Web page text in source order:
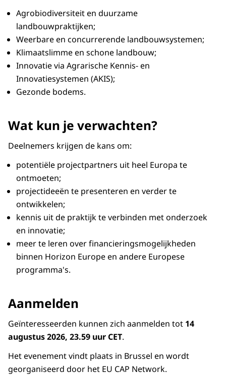
Agrobiodiversiteit en duurzame
landbouwpraktijken;
Weerbare en concurrerende landbouwsystemen;
Klimaatslimme en schone landbouw;
Innovatie via Agrarische Kennis- en
Innovatiesystemen (AKIS);
Gezonde bodems.
Wat kun je verwachten?
Deelnemers krijgen de kans om:
potentiële projectpartners uit heel Europa te
ontmoeten;
projectideeën te presenteren en verder te
ontwikkelen;
kennis uit de praktijk te verbinden met onderzoek
en innovatie;
meer te leren over financieringsmogelijkheden
binnen Horizon Europe en andere Europese
programma's.
Aanmelden
Geïnteresseerden kunnen zich aanmelden tot 14
augustus 2026, 23.59 uur CET.
Het evenement vindt plaats in Brussel en wordt
georganiseerd door het EU CAP Network.